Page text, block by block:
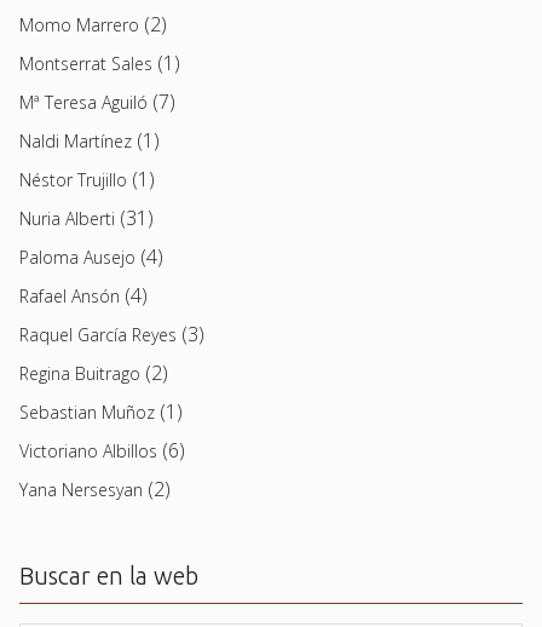
Momo Marrero (2)
Montserrat Sales (1)
Mª Teresa Aguiló (7)
Naldi Martínez (1)
Néstor Trujillo (1)
Nuria Alberti (31)
Paloma Ausejo (4)
Rafael Ansón (4)
Raquel García Reyes (3)
Regina Buitrago (2)
Sebastian Muñoz (1)
Victoriano Albillos (6)
Yana Nersesyan (2)
Buscar en la web